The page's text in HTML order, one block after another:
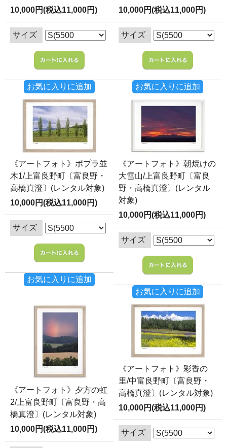
10,000円(税込11,000円)
サイズ
お気に入りに追加
10,000円(税込11,000円)
サイズ
お気に入りに追加
《アートフォト》ポプラ並
木1/上富良野町〔富良野・
高橋真澄〕(レンタル対象)
10,000円(税込11,000円)
サイズ
お気に入りに追加
《アートフォト》朝焼けの
大雪山/上富良野町〔富良
野・高橋真澄〕(レンタル
対象)
10,000円(税込11,000円)
サイズ
お気に入りに追加
《アートフォト》夕方の虹
2/上富良野町〔富良野・高
橋真澄〕(レンタル対象)
10,000円(税込11,000円)
《アートフォト》彩香の
里/中富良野町〔富良野・
高橋真澄〕(レンタル対象)
10,000円(税込11,000円)
サイズ